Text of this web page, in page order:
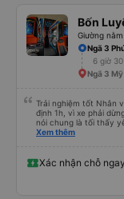
Bốn
Giường
Ngã 3
6 giờ
Ngã 3 Mỹ
Trải nghiệm tốt Nhân
định 1h, vì xe phải
nói chung là tối thấy
hộ và giới thiệu cho
Xem thêm
Xác nhận chỗ